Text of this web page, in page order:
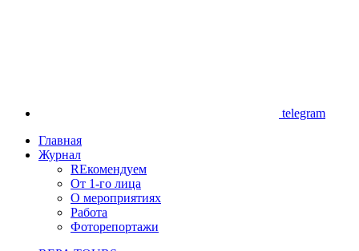
telegram
Главная
Журнал
REкомендуем
От 1-го лица
О мероприятиях
Работа
Фоторепортажи